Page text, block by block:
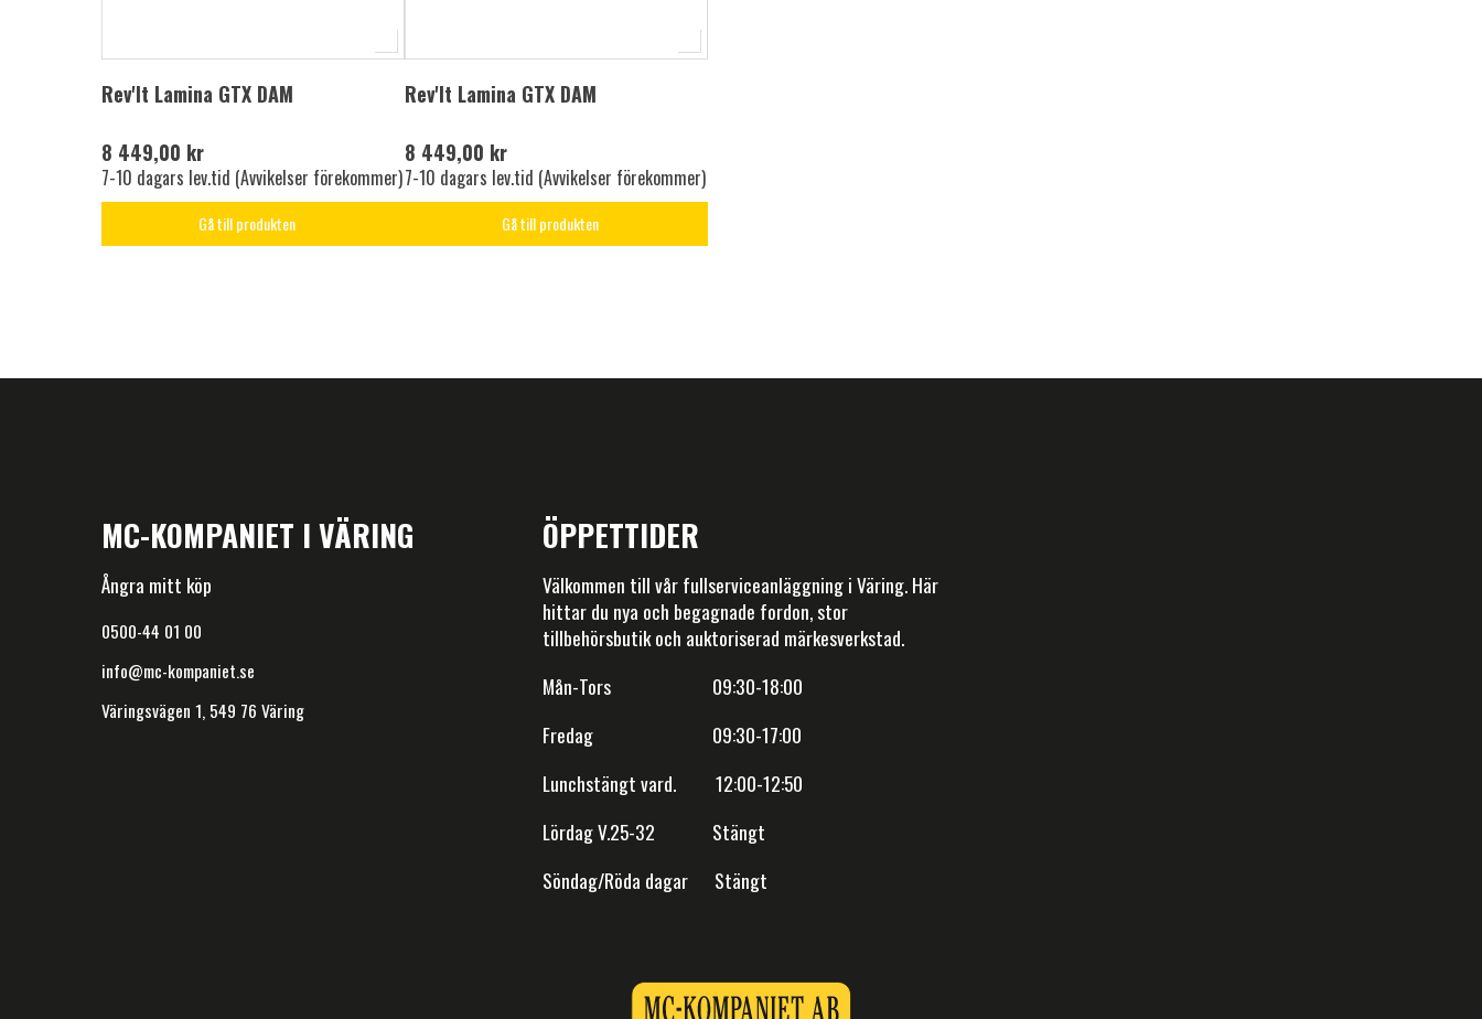
Rev'It Lamina GTX DAM
8 449,00 kr
7-10 dagars lev.tid (Avvikelser förekommer)
Gå till produkten
Rev'It Lamina GTX DAM
8 449,00 kr
7-10 dagars lev.tid (Avvikelser förekommer)
Gå till produkten
MC-KOMPANIET I VÄRING
Ångra mitt köp
0500-44 01 00
info@mc-kompaniet.se
Väringsvägen 1, 549 76 Väring
ÖPPETTIDER
Välkommen till vår fullserviceanläggning i Väring. Här
hittar du nya och begagnade fordon, stor
tillbehörsbutik och auktoriserad märkesverkstad.
Mån-Tors 09:30-18:00
Fredag 09:30-17:00
Lunchstängt vard. 12:00-12:50
Lördag V.25-32 Stängt
Söndag/Röda dagar Stängt